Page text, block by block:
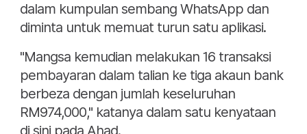
dalam kumpulan sembang WhatsApp dan
diminta untuk memuat turun satu aplikasi.
"Mangsa kemudian melakukan 16 transaksi
pembayaran dalam talian ke tiga akaun bank
berbeza dengan jumlah keseluruhan
RM974,000," katanya dalam satu kenyataan